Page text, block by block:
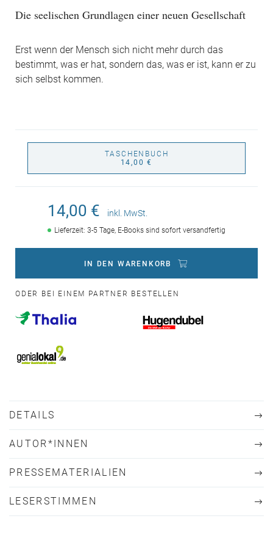
Die seelischen Grundlagen einer neuen Gesellschaft
Erst wenn der Mensch sich nicht mehr durch das
bestimmt, was er hat, sondern das, was er ist, kann er zu
sich selbst kommen.
TASCHENBUCH
14,00 €
14,00 € inkl. MwSt.
Lieferzeit: 3-5 Tage, E-Books sind sofort versandfertig
IN DEN WARENKORB
ODER BEI EINEM PARTNER BESTELLEN
DETAILS
AUTOR*INNEN
PRESSEMATERIALIEN
LESERSTIMMEN